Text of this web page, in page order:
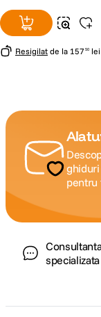
Resigilat de la 157 50 lei
pentru
specializata